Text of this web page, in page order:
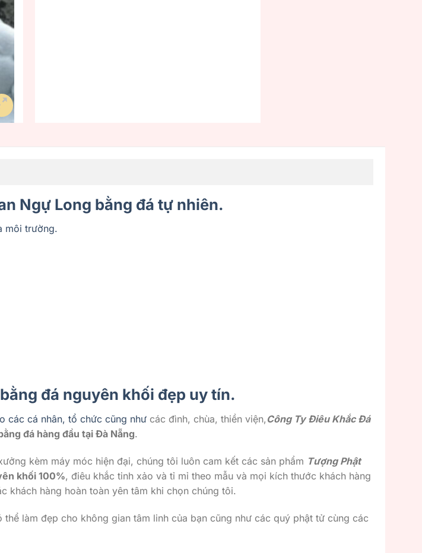
Ngự Long bằng đá tự nhiên.
môi trường.
đá nguyên khối đẹp uy tín.
các cá nhân, tổ chức cũng như các đình, chùa, thiền viện, Công Ty Điêu Khắc Đá
đá hàng đầu tại Đà Nẵng.
kèm máy móc hiện đại, chúng tôi luôn cam kết các sản phẩm Tượng Phật
khối 100%, điêu khắc tinh xảo và tỉ mỉ theo mẫu và mọi kích thước khách hàng
khách hàng hoàn toàn yên tâm khi chọn chúng tôi.
thể làm đẹp cho không gian tâm linh của bạn cũng như các quý phật tử cùng các